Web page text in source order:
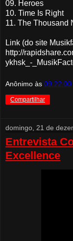
09. Heroes
10. Time Is Right
11. The Thousand
Link (do site
http://
ykhsk_-
Anônimo às 09:22:00
Compartilhar
domingo, 21 de
Entrevista
Excellence